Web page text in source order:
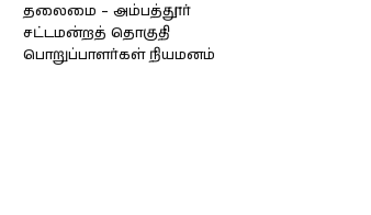
தலைமை – அம்பத்தூர்
சட்டமன்றத் தொகுதி
பொறுப்பாளர்கள் நியமனம்